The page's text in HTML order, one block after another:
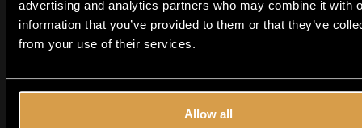
advertising and analytics partners who may combine it with
information that you’ve provided to them or that they’ve
from your use of their services.
Allow all
ontdekken met IPA
en Stout
een Moersleutel bierproeverij om draait. Of je
nu een doorgewinterde craftbierfan bent of